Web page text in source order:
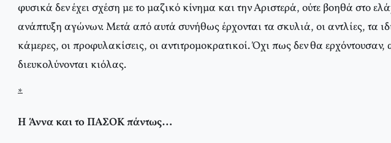
φυσικά δεν έχει σχέση με το μαζικό κίνημα και την Αριστερά, ούτε βοηθά στο
ανάπτυξη αγώνων. Μετά από αυτά συνήθως έρχονται τα σκυλιά, οι αντλίες, τα
κάμερες, οι προφυλακίσεις, οι αντιτρομοκρατικοί. Όχι πως δεν θα
διευκολύνονται κιόλας.
*
Η Άννα και το ΠΑΣΟΚ πάντως…